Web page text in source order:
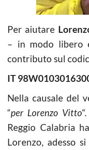
Per aiutare
– in modo libero
contributo sul
IT
Nella causale del
“per Lorenzo Vitto
Reggio Calabria
Lorenzo, adesso